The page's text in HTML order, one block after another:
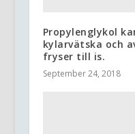
Propylenglykol
kylarvätska och
fryser till is.
September 24, 2018